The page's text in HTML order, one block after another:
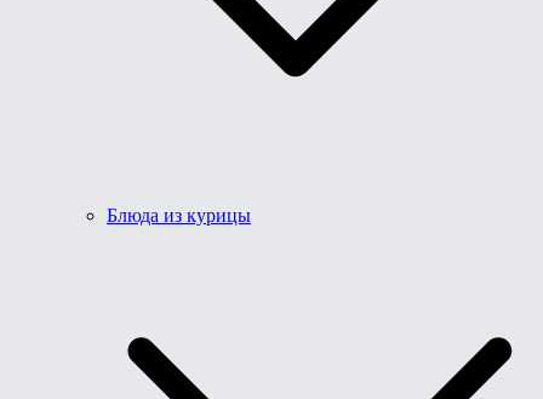
Блюда из курицы